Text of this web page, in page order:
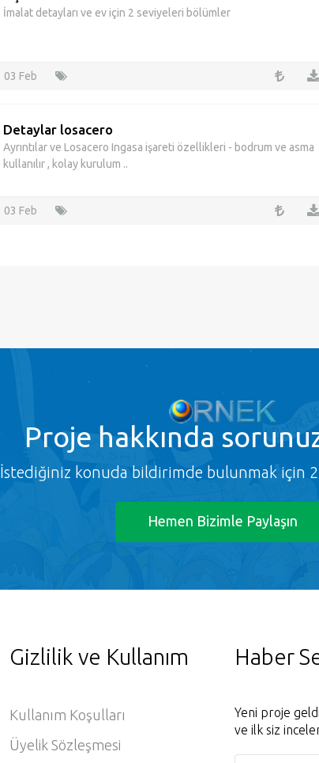
İmalat detayları ve ev için 2 seviyeleri bölümler
03 Feb
Detaylar losacero
Ayrıntılar ve Losacero Ingasa işareti özellikleri - bodrum ve asma
kullanılır , kolay kurulum ..
03 Feb
Proje hakkında
İstediğiniz konuda bildirimde bulunmak için
Hemen Bizimle Paylaşın
Gizlilik ve Kullanım
Kullanım Koşulları
Üyelik Sözleşmesi
Haber
Yeni proje
ve ilk siz